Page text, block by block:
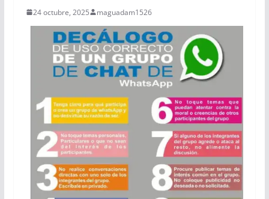
24 octubre, 2025 maguadam1526